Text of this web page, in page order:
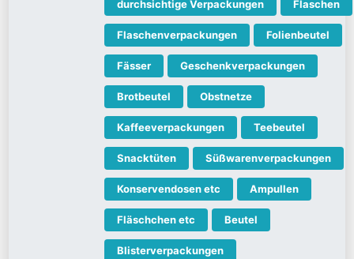
durchsichtige Verpackungen Flaschen
Flaschenverpackungen Folienbeutel
Fässer Geschenkverpackungen
Brotbeutel Obstnetze
Kaffeeverpackungen Teebeutel
Snacktüten Süßwarenverpackungen
Konservendosen etc Ampullen
Fläschchen etc Beutel
Blisterverpackungen